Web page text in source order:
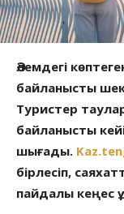
Әлемдегі
байланысты
Туристер
байланысты
шығады.
бірлесіп,
пайдалы кеңес